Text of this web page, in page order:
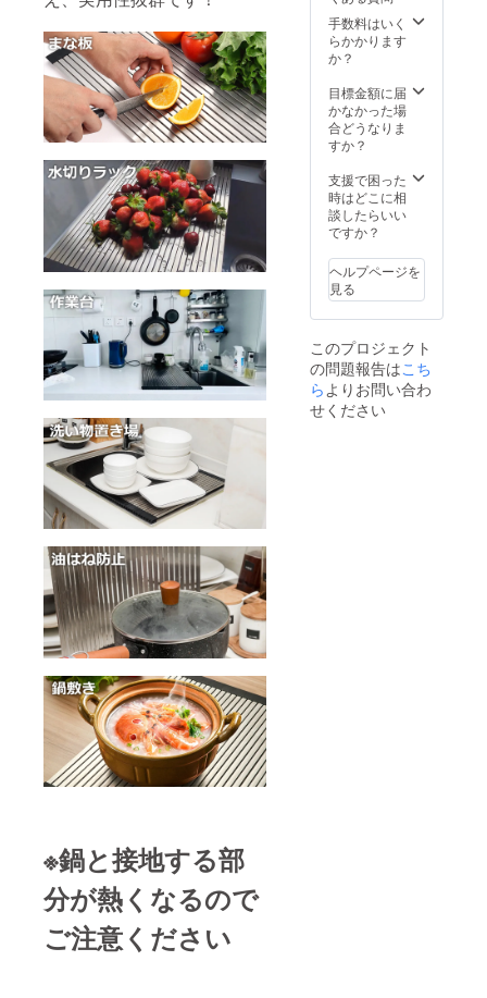
※鍋と接地する部
分が熱くなるので
ご注意ください
れからも
日々あらゆ
る事業に邁
進していく
所存です。
益々のご支
援とご愛好
を賜ります
ようお願い
申し上げま
ター様
にご負
なりま
す。ご
了承く
手数料はいく
らかかります
か？
目標金額に届
かなかった場
合どうなりま
すか？
支援で困った
時はどこに相
談したらいい
ですか？
ヘルプページを
見る
このプロジェクト
の問題報告はこち
らよりお問い合わ
せください